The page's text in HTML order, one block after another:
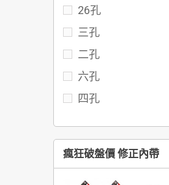
122
142
26孔
三孔
二孔
六孔
四孔
瘋狂破盤價 修正內帶